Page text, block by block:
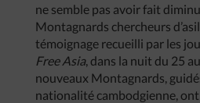
ne semble pas avoir fait
Montagnards chercheurs
témoignage recueilli par les
Free Asia, dans la nuit du 25
nouveaux Montagnards,
nationalité cambodgienne,